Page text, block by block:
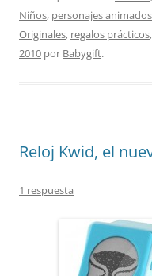
Niños, personajes animados
Originales, regalos prácticos,
2010 por Babygift.
Reloj Kwid, el
1 respuesta